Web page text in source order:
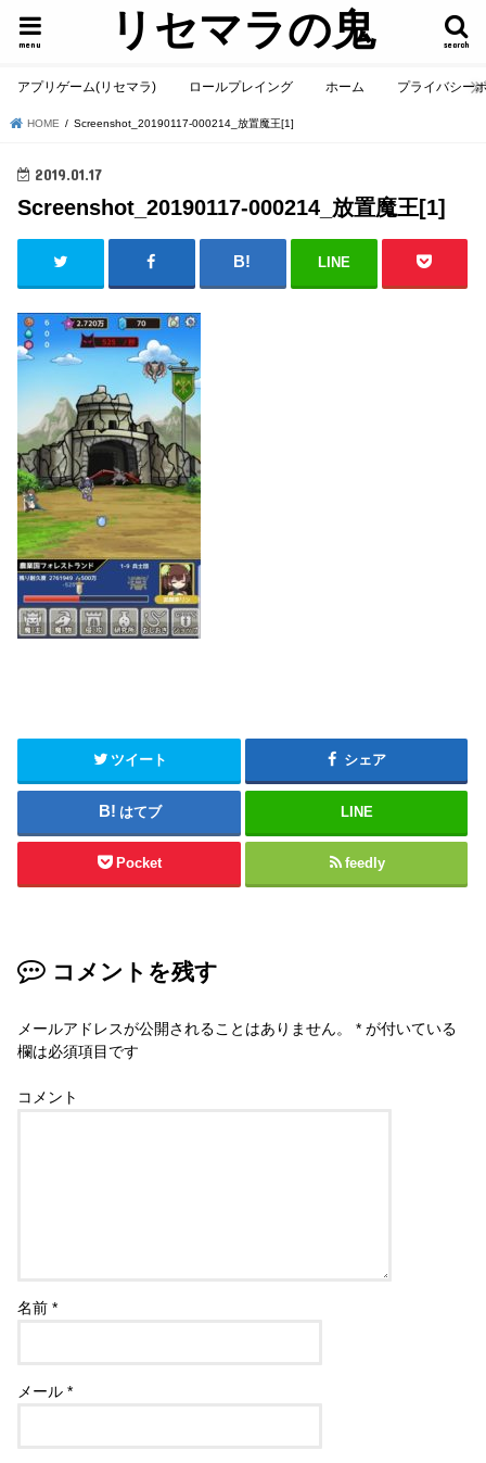
リセマラの鬼 search
menu
アプリゲーム(リセマラ) ロールプレイング ホーム プライバシー
HOME Screenshot_20190117-000214_放置魔王[1]
2019.01.17
Screenshot_20190117-000214_放置魔王[1]
LINE
ツイート シェア
はてブ LINE
Pocket feedly
コメントを残す
メールアドレスが公開されることはありません。 * が付いている
欄は必須項目です
コメント
名前*
メール*